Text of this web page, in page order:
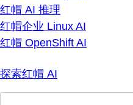
红帽 AI 推理
红帽企业 Linux AI
红帽 OpenShift AI
探索红帽 AI